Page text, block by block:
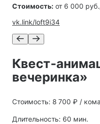
Стоимость: от 6 000
vk.link/loft9i34
Квест-
вечеринка»
Стоимость: 8 700 ₽ /
Длительность: 60 мин.